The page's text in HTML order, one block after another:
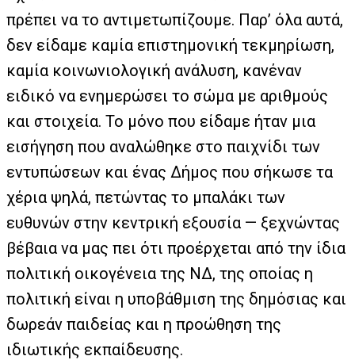
πρέπει να το αντιμετωπίζουμε. Παρ’ όλα αυτά,
δεν είδαμε καμία επιστημονική τεκμηρίωση,
καμία κοινωνιολογική ανάλυση, κανέναν
ειδικό να ενημερώσει το σώμα με αριθμούς
και στοιχεία. Το μόνο που είδαμε ήταν μια
εισήγηση που αναλώθηκε στο παιχνίδι των
εντυπώσεων και ένας Δήμος που σήκωσε τα
χέρια ψηλά, πετώντας το μπαλάκι των
ευθυνών στην κεντρική εξουσία — ξεχνώντας
βέβαια να μας πει ότι προέρχεται από την ίδια
πολιτική οικογένεια της ΝΔ, της οποίας η
πολιτική είναι η υποβάθμιση της δημόσιας και
δωρεάν παιδείας και η προώθηση της
ιδιωτικής εκπαίδευσης.